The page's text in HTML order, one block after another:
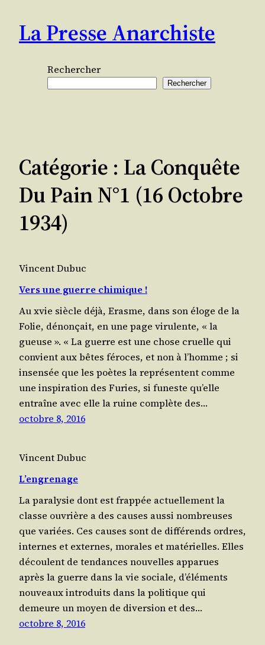
contenu
La Presse Anarchiste
Rechercher
Rechercher
Catégorie : La Conquête
Du Pain N°1 (16 Octobre
1934)
Vincent Dubuc
Vers une guerre chimique !
Au xvie siècle déjà, Erasme, dans son éloge de la
Folie, dénon­çait, en une page viru­lente, « la
gueuse ». « La guerre est une chose cruelle qui
convient aux bêtes féroces, et non à l’homme ; si
insen­sée que les poètes la repré­sentent comme
une ins­pi­ra­tion des Furies, si funeste qu’elle
entraîne avec elle la ruine com­plète des…
octobre 8, 2016
Vincent Dubuc
L’engrenage
La para­ly­sie dont est frap­pée actuel­le­ment la
classe ouvrière a des causes aus­si nom­breuses
que variées. Ces causes sont de dif­fé­rends ordres,
internes et externes, morales et maté­rielles. Elles
découlent de ten­dances nou­velles appa­rues
après la guerre dans la vie sociale, d’élé­ments
nou­veaux intro­duits dans la poli­tique qui
demeure un moyen de diver­sion et des…
octobre 8, 2016